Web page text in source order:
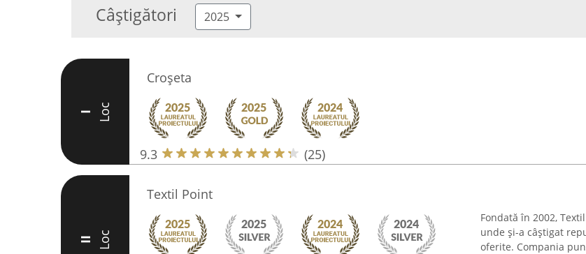
Câștigători 2025
I Loc
Croșeta
9.3 (25)
II Loc
Textil Point
Fondată în 2002,
unde și-a câștigat
oferite. Compania